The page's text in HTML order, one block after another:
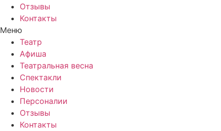
Отзывы
Контакты
Меню
Театр
Афиша
Театральная весна
Спектакли
Новости
Персоналии
Отзывы
Контакты